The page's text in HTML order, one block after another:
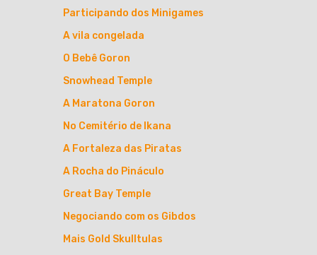
Participando dos Minigames
A vila congelada
O Bebê Goron
Snowhead Temple
A Maratona Goron
No Cemitério de Ikana
A Fortaleza das Piratas
A Rocha do Pináculo
Great Bay Temple
Negociando com os Gibdos
Mais Gold Skulltulas